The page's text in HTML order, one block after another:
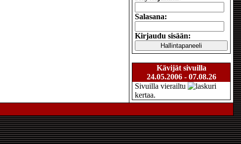
Salasana:
Kirjaudu sisään:
Kävijät sivuilla
24.05.2006 - 07.08.26
Sivuilla vierailtu
kertaa.